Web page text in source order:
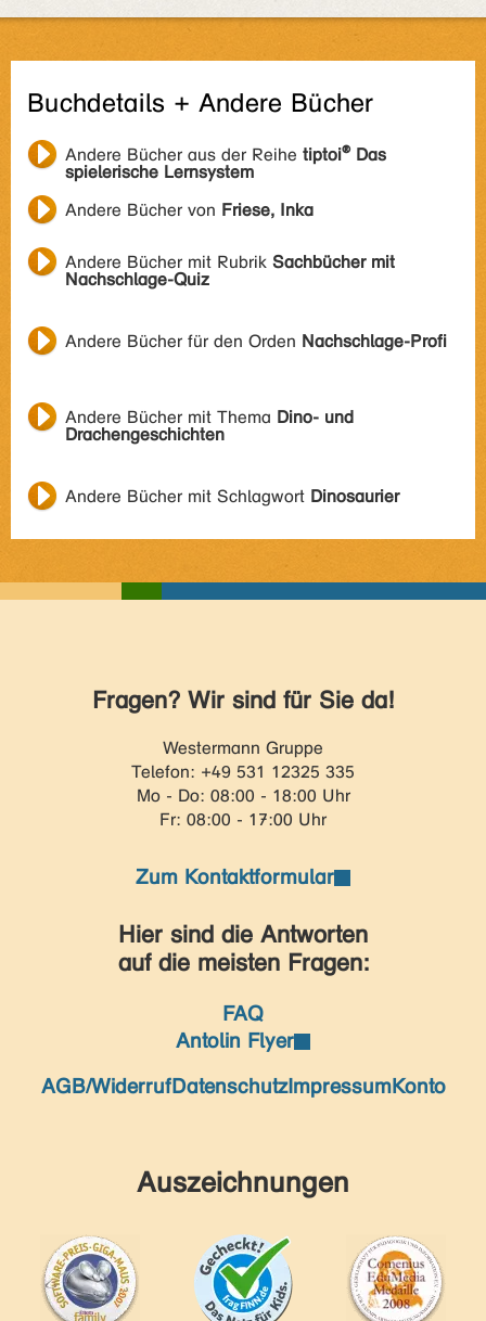
Buchdetails + Andere Bücher
Andere Bücher aus der Reihe tiptoi® Das
spielerische Lernsystem
Andere Bücher von Friese, Inka
Andere Bücher mit Rubrik Sachbücher mit
Nachschlage-Quiz
Andere Bücher für den Orden Nachschlage-Profi
Andere Bücher mit Thema Dino- und
Drachengeschichten
Andere Bücher mit Schlagwort Dinosaurier